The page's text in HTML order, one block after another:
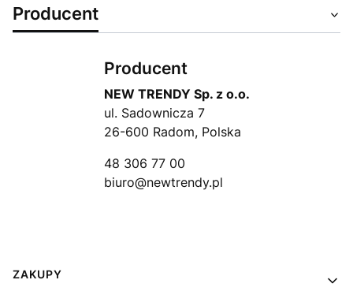
Producent
Producent
NEW TRENDY Sp. z o.o.
ul. Sadownicza 7
26-600 Radom, Polska
48 306 77 00
biuro@newtrendy.pl
Linki w stopce
ZAKUPY